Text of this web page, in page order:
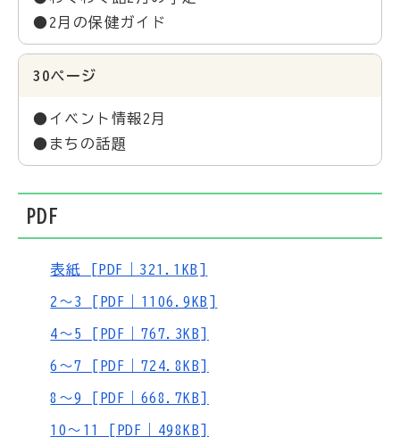
●2月の保健ガイド
30ページ
●イベント情報2月
●まちの話題
PDF
表紙 [PDF｜321.1KB]
2～3 [PDF｜1106.9KB]
4～5 [PDF｜767.3KB]
6～7 [PDF｜724.8KB]
8～9 [PDF｜668.7KB]
10～11 [PDF｜498KB]